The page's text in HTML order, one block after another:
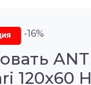
-16%
120х60